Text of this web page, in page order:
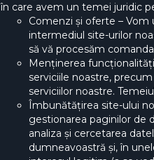
în care avem un temei juridic
Comenzi și oferte – Vom
intermediul site-urilor
să vă procesăm
Menținerea
serviciile noastre,
serviciilor noastre.
Îmbunătățirea site-ului
gestionarea paginilor de
analiza și cercetarea
dumneavoastră și, în